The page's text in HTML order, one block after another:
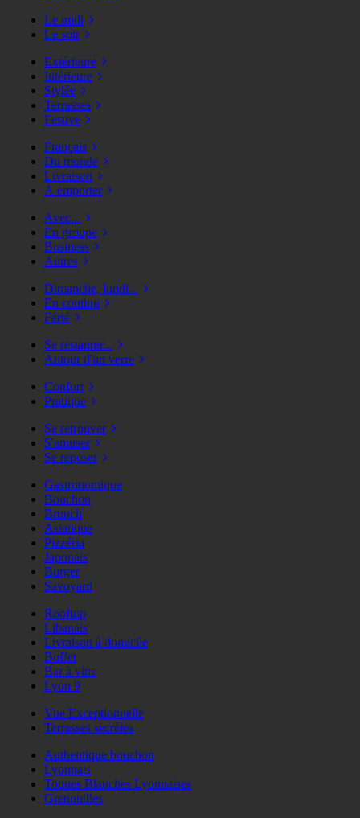
Le midi
Le soir
Extérieure
Intérieure
Stylée
Terrasses
Festive
Français
Du monde
Livraison
À emporter
Avec...
En groupe
Business
Autres
Dimanche, lundi...
En continu
Férié
Se restaurer...
Autour d'un verre
Confort
Pratique
Se retrouver
S'amuser
Se reposer
Gastronomique
Bouchon
Brunch
Asiatique
Pizzéria
Japonais
Burger
Savoyard
Rooftop
Libanais
Livraison à domicile
Buffet
Bar à vins
Lyon 9
Vue Exceptionnelle
Terrasses secrètes
Authentique bouchon
Lyonnais
Toques Blanches Lyonnaises
Grenouilles